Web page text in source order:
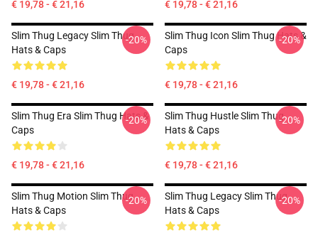
€ 19,78 - € 21,16 € 19,78 - € 21,16
Slim Thug Legacy Slim Thug
Hats & Caps
€ 19,78 - € 21,16
-20%
Slim Thug Icon Slim Thug Hats &
Caps
€ 19,78 - € 21,16
-20%
Slim Thug Era Slim Thug Hats &
Caps
€ 19,78 - € 21,16
-20%
Slim Thug Hustle Slim Thug
Hats & Caps
€ 19,78 - € 21,16
-20%
Slim Thug Motion Slim Thug
Hats & Caps
-20%
Slim Thug Legacy Slim Thug
Hats & Caps
-20%